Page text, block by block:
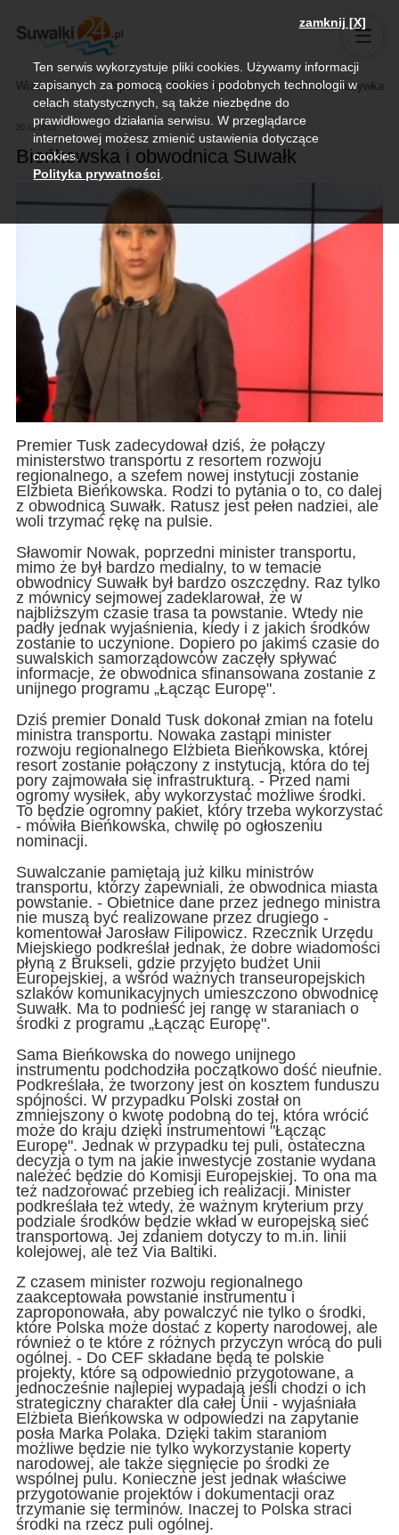
Wiadomości Sport Biznes, rolnictwo Kultura i rozrywka
20.11.2013
Bieńkowska i obwodnica Suwałk
Premier Tusk zadecydował dziś, że połączy
ministerstwo transportu z resortem rozwoju
regionalnego, a szefem nowej instytucji zostanie
Elżbieta Bieńkowska. Rodzi to pytania o to, co dalej
z obwodnicą Suwałk. Ratusz jest pełen nadziei, ale
woli trzymać rękę na pulsie.
Sławomir Nowak, poprzedni minister transportu,
mimo że był bardzo medialny, to w temacie
obwodnicy Suwałk był bardzo oszczędny. Raz tylko
z mównicy sejmowej zadeklarował, że w
najbliższym czasie trasa ta powstanie. Wtedy nie
padły jednak wyjaśnienia, kiedy i z jakich środków
zostanie to uczynione. Dopiero po jakimś czasie do
suwalskich samorządowców zaczęły spływać
informacje, że obwodnica sfinansowana zostanie z
unijnego programu „Łącząc Europę".
Dziś premier Donald Tusk dokonał zmian na fotelu
ministra transportu. Nowaka zastąpi minister
rozwoju regionalnego Elżbieta Bieńkowska, której
resort zostanie połączony z instytucją, która do tej
pory zajmowała się infrastrukturą. - Przed nami
ogromy wysiłek, aby wykorzystać możliwe środki.
To będzie ogromny pakiet, który trzeba wykorzystać
- mówiła Bieńkowska, chwilę po ogłoszeniu
nominacji.
Suwalczanie pamiętają już kilku ministrów
transportu, którzy zapewniali, że obwodnica miasta
powstanie. - Obietnice dane przez jednego ministra
nie muszą być realizowane przez drugiego -
komentował Jarosław Filipowicz. Rzecznik Urzędu
Miejskiego podkreślał jednak, że dobre wiadomości
płyną z Brukseli, gdzie przyjęto budżet Unii
Europejskiej, a wśród ważnych transeuropejskich
szlaków komunikacyjnych umieszczono obwodnicę
Suwałk. Ma to podnieść jej rangę w staraniach o
środki z programu „Łącząc Europę".
Sama Bieńkowska do nowego unijnego
instrumentu podchodziła początkowo dość nieufnie.
Podkreślała, że tworzony jest on kosztem funduszu
spójności. W przypadku Polski został on
zmniejszony o kwotę podobną do tej, która wrócić
może do kraju dzięki instrumentowi "Łącząc
Europę". Jednak w przypadku tej puli, ostateczna
decyzja o tym na jakie inwestycje zostanie wydana
należeć będzie do Komisji Europejskiej. To ona ma
też nadzorować przebieg ich realizacji. Minister
podkreślała też wtedy, że ważnym kryterium przy
podziale środków będzie wkład w europejską sieć
transportową. Jej zdaniem dotyczy to m.in. linii
kolejowej, ale też Via Baltiki.
Z czasem minister rozwoju regionalnego
zaakceptowała powstanie instrumentu i
zaproponowała, aby powalczyć nie tylko o środki,
które Polska może dostać z koperty narodowej, ale
również o te które z różnych przyczyn wrócą do puli
ogólnej. - Do CEF składane będą te polskie
projekty, które są odpowiednio przygotowane, a
jednocześnie najlepiej wypadają jeśli chodzi o ich
strategiczny charakter dla całej Unii - wyjaśniała
Elżbieta Bieńkowska w odpowiedzi na zapytanie
posła Marka Polaka. Dzięki takim staraniom
możliwe będzie nie tylko wykorzystanie koperty
narodowej, ale także sięgnięcie po środki ze
wspólnej pulu. Konieczne jest jednak właściwe
przygotowanie projektów i dokumentacji oraz
trzymanie się terminów. Inaczej to Polska straci
środki na rzecz puli ogólnej.
zamknij [X]
Ten serwis wykorzystuje pliki cookies. Używamy informacji
zapisanych za pomocą cookies i podobnych technologii w
celach statystycznych, są także niezbędne do
prawidłowego działania serwisu. W przeglądarce
internetowej możesz zmienić ustawienia dotyczące
cookies.
Polityka prywatności